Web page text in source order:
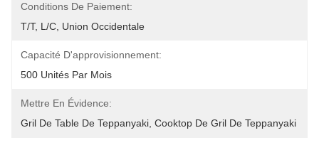
Conditions De Paiement:
T/T, L/C, Union Occidentale
Capacité D'approvisionnement:
500 Unités Par Mois
Mettre En Évidence:
Gril De Table De Teppanyaki Cooktop De Gril De Teppanyaki